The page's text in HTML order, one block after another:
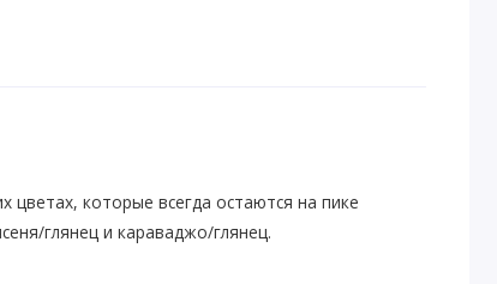
цветах, которые всегда остаются на пике
глянец и караваджо/глянец.